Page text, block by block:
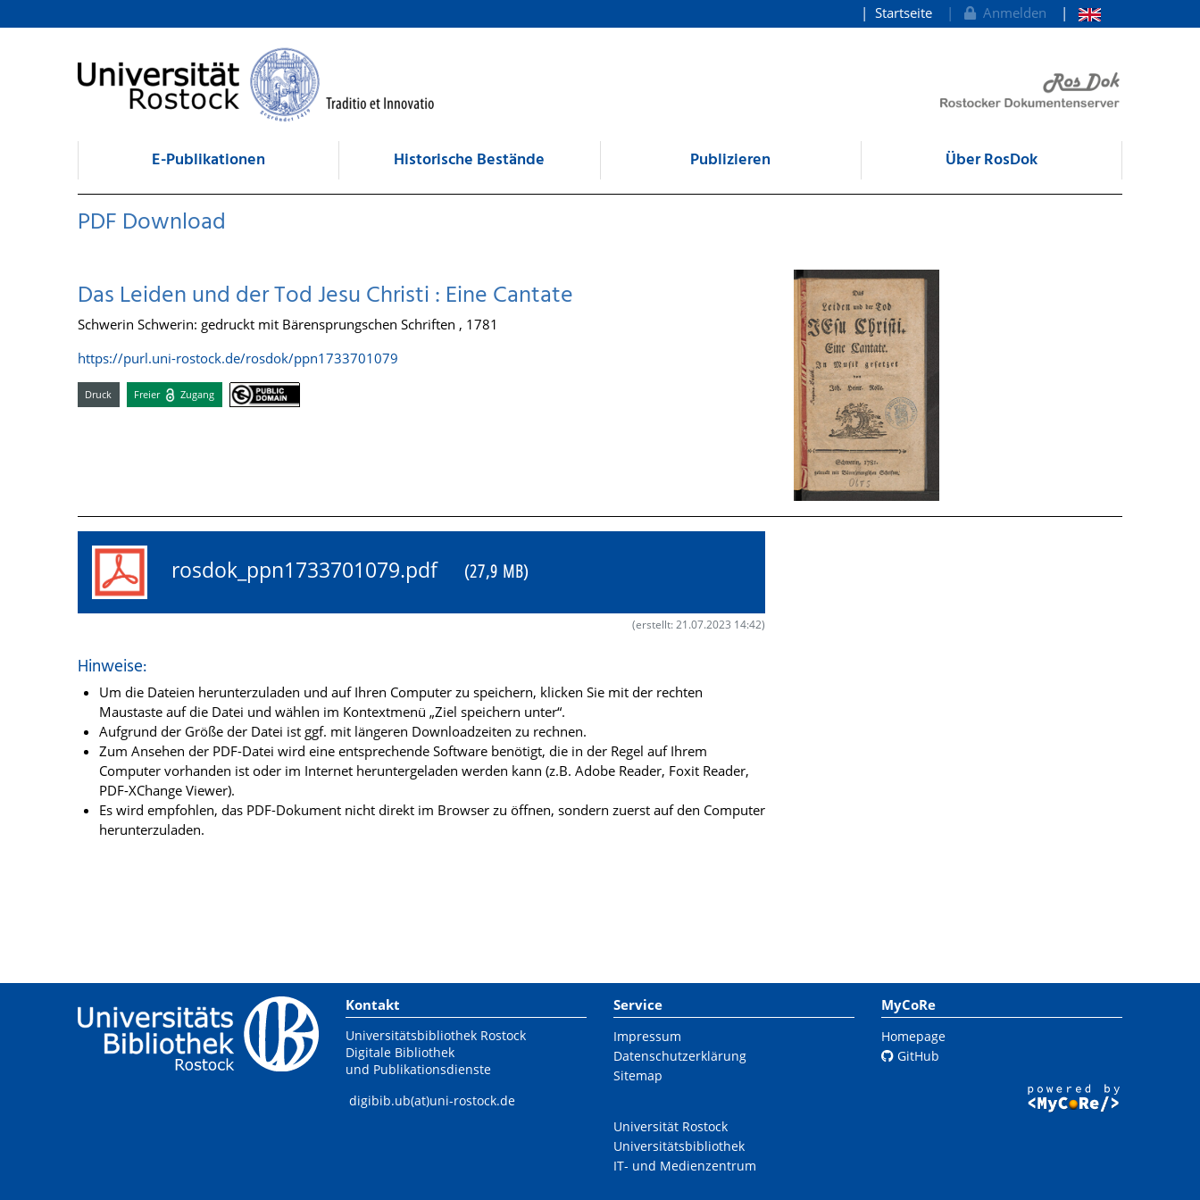
zum Inhalt
Startseite Anmelden
E-Publikationen Historische Bestände Publizieren Über RosDok
PDF Download
Das Leiden und der Tod Jesu Christi : Eine Cantate
Schwerin Schwerin: gedruckt mit Bärensprungschen Schriften , 1781
https://purl.uni-rostock.de/rosdok/ppn1733701079
Druck Freier Zugang
rosdok_ppn1733701079.pdf (27,9 MB)
(erstellt: 21.07.2023 14:42)
Hinweise:
Um die Dateien herunterzuladen und auf Ihren Computer zu speichern, klicken Sie mit der rechten
Maustaste auf die Datei und wählen im Kontextmenü „Ziel speichern unter“.
Aufgrund der Größe der Datei ist ggf. mit längeren Downloadzeiten zu rechnen.
Zum Ansehen der PDF-Datei wird eine entsprechende Software benötigt, die in der Regel auf Ihrem
Computer vorhanden ist oder im Internet heruntergeladen werden kann (z.B. Adobe Reader, Foxit Reader,
PDF-XChange Viewer).
Es wird empfohlen, das PDF-Dokument nicht direkt im Browser zu öffnen, sondern zuerst auf den Computer
herunterzuladen.
Kontakt
Universitätsbibliothek Rostock
Digitale Bibliothek
und Publikationsdienste
digibib.ub(at)uni-rostock.de
Service
Impressum
Datenschutzerklärung
Sitemap
Universität Rostock
Universitätsbibliothek
IT- und Medienzentrum
MyCoRe
Homepage
GitHub